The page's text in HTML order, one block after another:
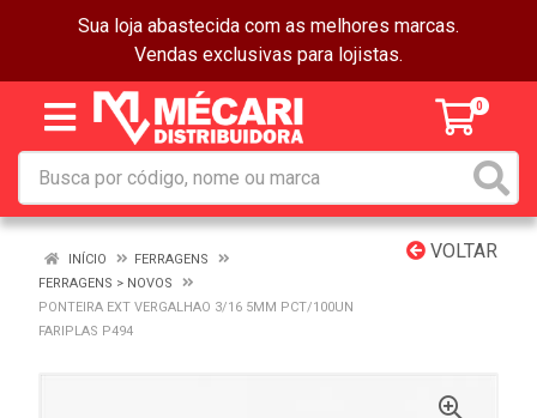
Sua loja abastecida com as melhores marcas.
Vendas exclusivas para lojistas.
0
VOLTAR
INÍCIO
FERRAGENS
FERRAGENS > NOVOS
PONTEIRA EXT VERGALHAO 3/16 5MM PCT/100UN
FARIPLAS P494